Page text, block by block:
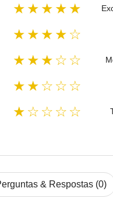
★★★★★
★★★★☆
★★★☆☆
★★☆☆☆
★☆☆☆☆
& Respostas (0)